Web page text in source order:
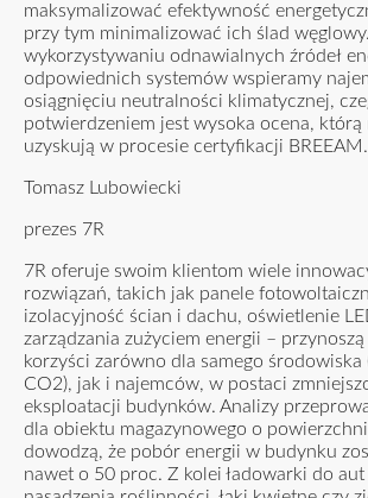
maksymalizować efektywność
przy tym minimalizować ich ślad
wykorzystywaniu odnawialnych źródeł
odpowiednich systemów wspieramy
osiągnięciu neutralności klimatycznej,
potwierdzeniem jest wysoka ocena, którą
uzyskują w procesie certyfikacji BREEAM.
Tomasz Lubowiecki
prezes 7R
7R oferuje swoim klientom wiele
rozwiązań, takich jak panele
izolacyjność ścian i dachu, oświetlenie
zarządzania zużyciem energii –
korzyści zarówno dla samego środowiska
CO2), jak i najemców, w postaci
eksploatacji budynków. Analizy
dla obiektu magazynowego o
dowodzą, że pobór energii w budynku
nawet o 50 proc. Z kolei ładowarki do